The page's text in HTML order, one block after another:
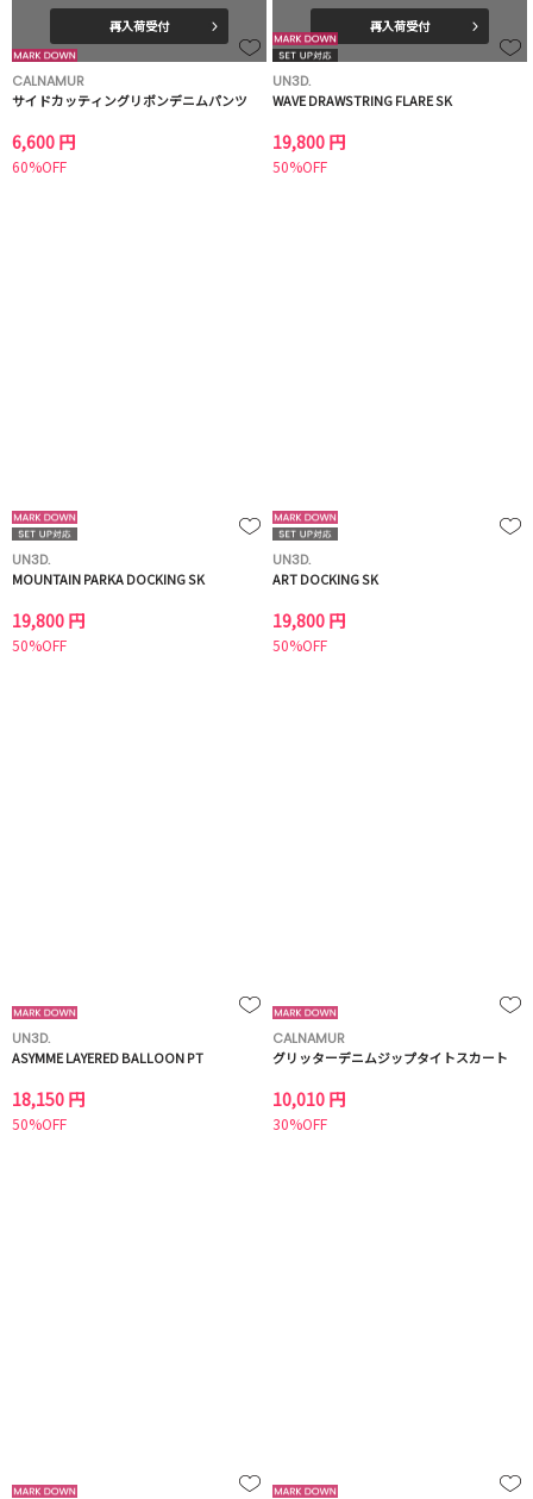
再入荷受付
CALNAMUR
サイドカッティングリボンデニムパンツ
6,600 円
60%OFF
再入荷受付
UN3D.
WAVE DRAWSTRING FLARE SK
19,800 円
50%OFF
UN3D.
MOUNTAIN PARKA DOCKING SK
19,800 円
50%OFF
UN3D.
ART DOCKING SK
19,800 円
50%OFF
UN3D.
ASYMME LAYERED BALLOON PT
18,150 円
50%OFF
CALNAMUR
グリッターデニムジップタイトスカート
10,010 円
30%OFF